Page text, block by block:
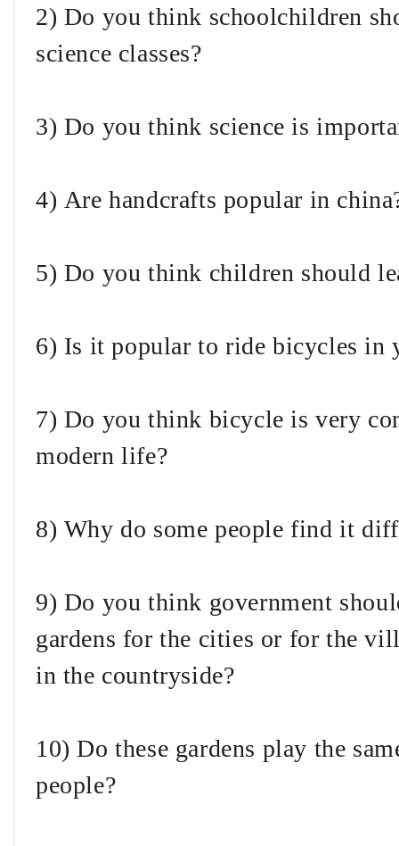
2) Do you think schoolchildren
science classes?
3) Do you think science is
4) Are handcrafts popular in
5) Do you think children should
6) Is it popular to ride bicycles in
7) Do you think bicycle is very
modern life?
8) Why do some people find it
9) Do you think government
gardens for the cities or for the
in the countryside?
10) Do these gardens play the
people?